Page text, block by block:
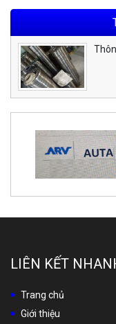
LIÊN KẾT
Trang chủ
Giới thiệu